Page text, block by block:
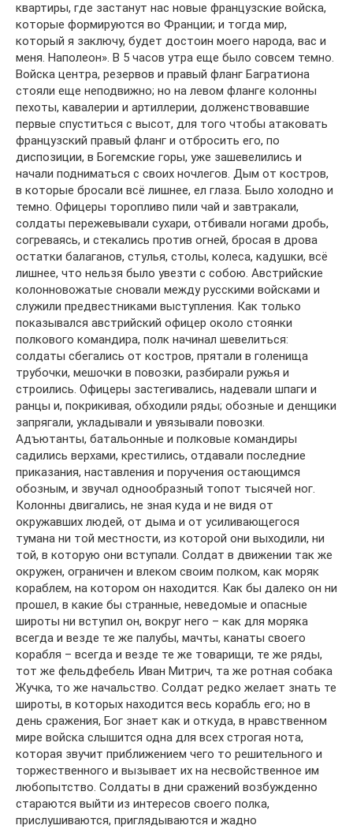
квартиры, где застанут нас новые французские войска,
которые формируются во Франции; и тогда мир,
который я заключу, будет достоин моего народа, вас и
меня. Наполеон». В 5 часов утра еще было совсем темно.
Войска центра, резервов и правый фланг Багратиона
стояли еще неподвижно; но на левом фланге колонны
пехоты, кавалерии и артиллерии, долженствовавшие
первые спуститься с высот, для того чтобы атаковать
французский правый фланг и отбросить его, по
диспозиции, в Богемские горы, уже зашевелились и
начали подниматься с своих ночлегов. Дым от костров,
в которые бросали всё лишнее, ел глаза. Было холодно и
темно. Офицеры торопливо пили чай и завтракали,
солдаты пережевывали сухари, отбивали ногами дробь,
согреваясь, и стекались против огней, бросая в дрова
остатки балаганов, стулья, столы, колеса, кадушки, всё
лишнее, что нельзя было увезти с собою. Австрийские
колонновожатые сновали между русскими войсками и
служили предвестниками выступления. Как только
показывался австрийский офицер около стоянки
полкового командира, полк начинал шевелиться:
солдаты сбегались от костров, прятали в голенища
трубочки, мешочки в повозки, разбирали ружья и
строились. Офицеры застегивались, надевали шпаги и
ранцы и, покрикивая, обходили ряды; обозные и денщики
запрягали, укладывали и увязывали повозки.
Адъютанты, батальонные и полковые командиры
садились верхами, крестились, отдавали последние
приказания, наставления и поручения остающимся
обозным, и звучал однообразный топот тысячей ног.
Колонны двигались, не зная куда и не видя от
окружавших людей, от дыма и от усиливающегося
тумана ни той местности, из которой они выходили, ни
той, в которую они вступали. Солдат в движении так же
окружен, ограничен и влеком своим полком, как моряк
кораблем, на котором он находится. Как бы далеко он ни
прошел, в какие бы странные, неведомые и опасные
широты ни вступил он, вокруг него – как для моряка
всегда и везде те же палубы, мачты, канаты своего
корабля – всегда и везде те же товарищи, те же ряды,
тот же фельдфебель Иван Митрич, та же ротная собака
Жучка, то же начальство. Солдат редко желает знать те
широты, в которых находится весь корабль его; но в
день сражения, Бог знает как и откуда, в нравственном
мире войска слышится одна для всех строгая нота,
которая звучит приближением чего то решительного и
торжественного и вызывает их на несвойственное им
любопытство. Солдаты в дни сражений возбужденно
стараются выйти из интересов своего полка,
прислушиваются, приглядываются и жадно